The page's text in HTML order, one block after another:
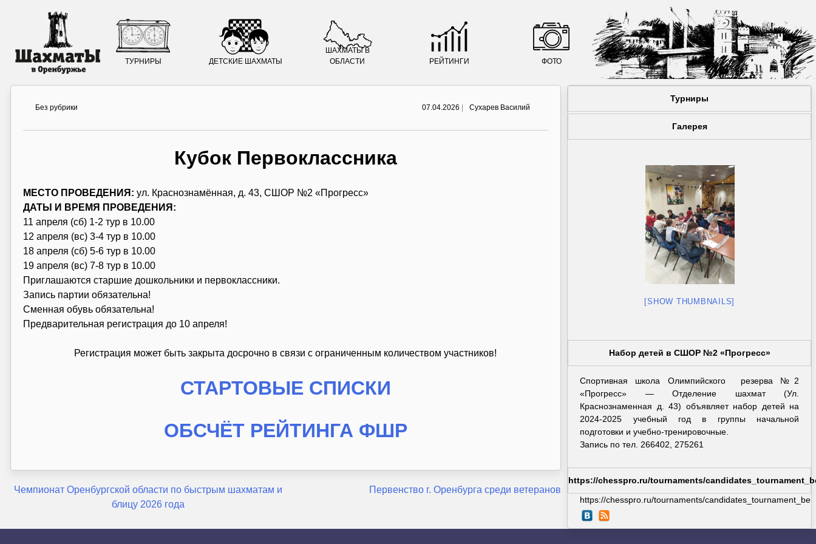
ТУРНИРЫ ДЕТСКИЕ ШАХМАТЫ
ШАХМАТЫ В
ОБЛАСТИ
РЕЙТИНГИ ФОТО
Без рубрики 07.04.2026 Сухарев Василий
Кубок Первоклассника
МЕСТО ПРОВЕДЕНИЯ: ул. Краснознамённая, д. 43, СШОР №2 «Прогресс»
ДАТЫ И ВРЕМЯ ПРОВЕДЕНИЯ:
11 апреля (сб) 1-2 тур в 10.00
12 апреля (вс) 3-4 тур в 10.00
18 апреля (сб) 5-6 тур в 10.00
19 апреля (вс) 7-8 тур в 10.00
Приглашаются старшие дошкольники и первоклассники.
Запись партии обязательна!
Сменная обувь обязательна!
Предварительная регистрация до 10 апреля!
Регистрация может быть закрыта досрочно в связи с ограниченным количеством участников!
СТАРТОВЫЕ СПИСКИ
ОБСЧЁТ РЕЙТИНГА ФШР
Навигация
Чемпионат Оренбургской области по быстрым шахматам и
блицу 2026 года
Первенство г. Оренбурга среди ветеранов
Турниры
Галерея
[SHOW THUMBNAILS]
Набор детей в СШОР №2 «Прогресс»
Спортивная школа Олимпийского резерва №2
«Прогресс» — Отделение шахмат (Ул.
Краснознаменная д. 43) объявляет набор детей на
2024-2025 учебный год в группы начальной
подготовки и учебно-тренировочные.
Запись по тел. 266402, 275261
https://chesspro.ru/tournaments/
https://chesspro.ru/tournaments/